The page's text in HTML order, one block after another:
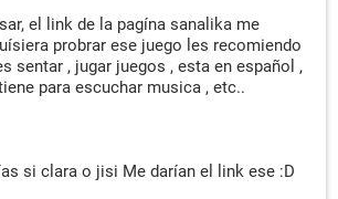
el link de la pagína sanalika me
probrar ese juego les recomiendo
sentar , jugar juegos , esta en español ,
para escuchar musica , etc..
si clara o jisi Me darían el link ese :D